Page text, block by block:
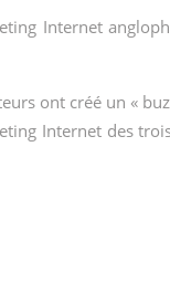
Internet
ont créé un «
Internet des